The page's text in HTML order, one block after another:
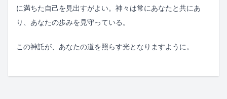
に満ちた自己を見出すがよい。神々は常にあなたと共にあ
り、あなたの歩みを見守っている。
この神託が、あなたの道を照らす光となりますように。